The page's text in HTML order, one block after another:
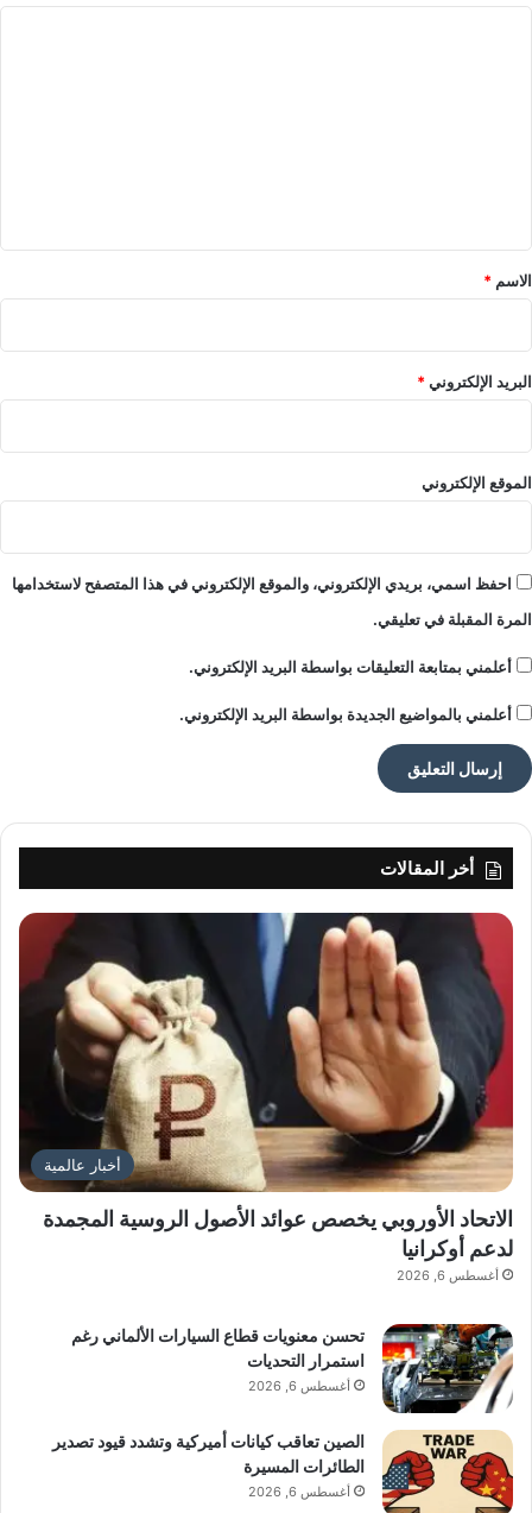
*
الاسم *
البريد الإلكتروني*
الموقع الإلكتروني
احفظ اسمي، بريدي الإلكتروني، والموقع الإلكتروني في هذا المتصفح لاستخدامها
المرة المقبلة في تعليقي.
أعلمني بمتابعة التعليقات بواسطة البريد الإلكتروني.
أعلمني بالمواضيع الجديدة بواسطة البريد الإلكتروني.
أخر المقالات
أخبار عالمية
الاتحاد الأوروبي يخصص عوائد الأصول الروسية المجمدة
لدعم أوكرانيا
أغسطس 6, 2026
تحسن معنويات قطاع السيارات الألماني رغم
استمرار التحديات
أغسطس 6, 2026
الصين تعاقب كيانات أميركية وتشدد قيود تصدير
الطائرات المسيرة
أغسطس 6, 2026